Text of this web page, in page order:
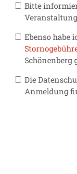
Bitte
Ebenso habe
Schönenberg
Die
Anmeldung